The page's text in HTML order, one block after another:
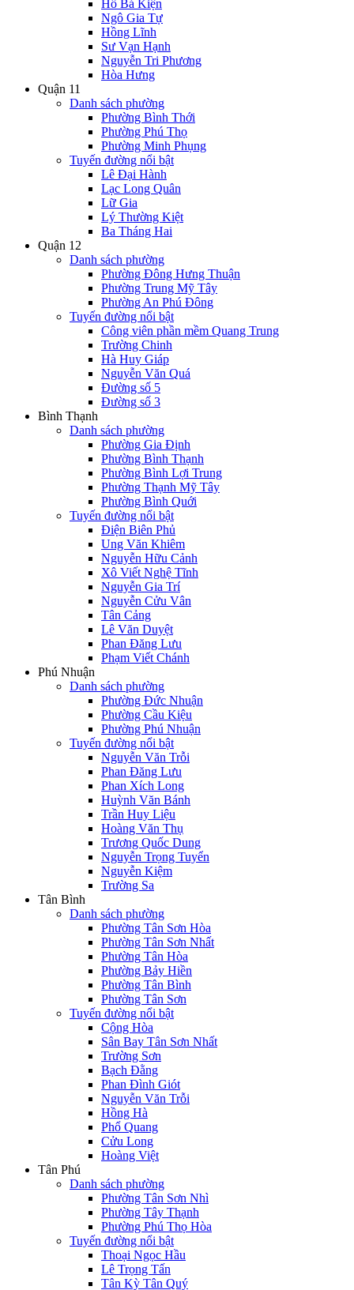
Hồ Bá Kiện
Ngô Gia Tự
Hồng Lĩnh
Sư Vạn Hạnh
Nguyễn Tri Phương
Hòa Hưng
Quận 11
Danh sách phường
Phường Bình Thới
Phường Phú Thọ
Phường Minh Phụng
Tuyến đường nổi bật
Lê Đại Hành
Lạc Long Quân
Lữ Gia
Lý Thường Kiệt
Ba Tháng Hai
Quận 12
Danh sách phường
Phường Đông Hưng Thuận
Phường Trung Mỹ Tây
Phường An Phú Đông
Tuyến đường nổi bật
Công viên phần mềm Quang Trung
Trường Chinh
Hà Huy Giáp
Nguyễn Văn Quá
Đường số 5
Đường số 3
Bình Thạnh
Danh sách phường
Phường Gia Định
Phường Bình Thạnh
Phường Bình Lợi Trung
Phường Thạnh Mỹ Tây
Phường Bình Quới
Tuyến đường nổi bật
Điện Biên Phủ
Ung Văn Khiêm
Nguyễn Hữu Cảnh
Xô Viết Nghệ Tĩnh
Nguyễn Gia Trí
Nguyễn Cửu Vân
Tân Cảng
Lê Văn Duyệt
Phan Đăng Lưu
Phạm Viết Chánh
Phú Nhuận
Danh sách phường
Phường Đức Nhuận
Phường Cầu Kiệu
Phường Phú Nhuận
Tuyến đường nổi bật
Nguyễn Văn Trỗi
Phan Đăng Lưu
Phan Xích Long
Huỳnh Văn Bánh
Trần Huy Liệu
Hoàng Văn Thụ
Trương Quốc Dung
Nguyễn Trọng Tuyển
Nguyễn Kiệm
Trường Sa
Tân Bình
Danh sách phường
Phường Tân Sơn Hòa
Phường Tân Sơn Nhất
Phường Tân Hòa
Phường Bảy Hiền
Phường Tân Bình
Phường Tân Sơn
Tuyến đường nổi bật
Cộng Hòa
Sân Bay Tân Sơn Nhất
Trường Sơn
Bạch Đằng
Phan Đình Giót
Nguyễn Văn Trỗi
Hồng Hà
Phổ Quang
Cửu Long
Hoàng Việt
Tân Phú
Danh sách phường
Phường Tân Sơn Nhì
Phường Tây Thạnh
Phường Phú Thọ Hòa
Tuyến đường nổi bật
Thoại Ngọc Hầu
Lê Trọng Tấn
Tân Kỳ Tân Quý